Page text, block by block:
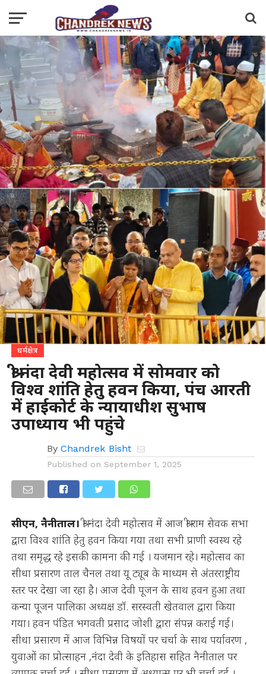
धर्मक्षेत्र
श्री नंदा देवी महोत्सव में सोमवार को
विश्व शांति हेतु हवन किया, पंच आरती
में हाईकोर्ट के न्यायाधीश सुभाष
उपाध्याय भी पहुंचे
By Chandrek Bisht
Published on September 1, 2025
सीएन, नैनीताल।श्री नंदा देवी महोत्सव में आज श्री राम सेवक सभा
द्वारा विश्व शांति हेतु हवन किया गया तथा सभी प्राणी स्वस्थ रहे
तथा समृद्ध रहे इसकी कामना की गई । यजमान रहे। महोत्सव का
सीधा प्रसारण ताल चैनल तथा यू ट्यूब के माध्यम से अंतरराष्ट्रीय
स्तर पर देखा जा रहा है। आज देवी पूजन के साथ हवन हुआ तथा
कन्या पूजन पालिका अध्यक्ष डॉ. सरस्वती खेतवाल द्वारा किया
गया। हवन पंडित भगवती प्रसाद जोशी द्वारा संपन्न कराई गई।
सीधा प्रसारण में आज विभिन्न विषयों पर चर्चा के साथ पर्यावरण ,
युवाओं का प्रोत्साहन ,नंदा देवी के इतिहास सहित नैनीताल पर